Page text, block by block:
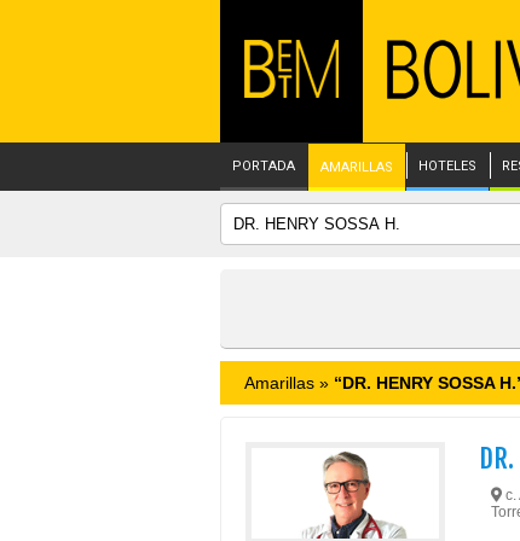
PORTADA AMARILLAS HOTELES
Amarillas » “DR. HENRY SOSSA
c.